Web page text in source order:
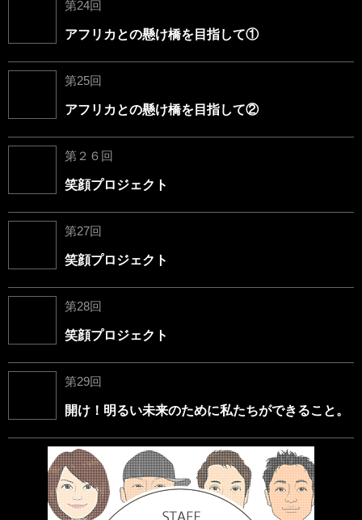
第24回
アフリカとの懸け橋を目指して①
第25回
アフリカとの懸け橋を目指して②
第２６回
笑顔プロジェクト
第27回
笑顔プロジェクト
第28回
笑顔プロジェクト
第29回
開け！明るい未来のために私たちができること。